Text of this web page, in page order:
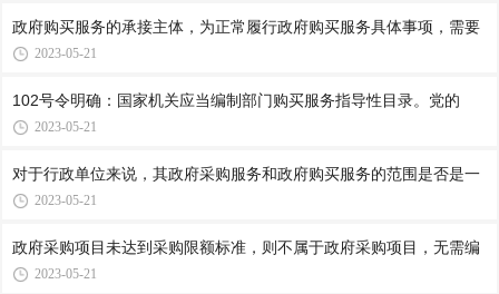
政府购买服务的承接主体，为正常履行政府购买服务具体事项，需要
2023-05-21
102号令明确：国家机关应当编制部门购买服务指导性目录。党的
2023-05-21
对于行政单位来说，其政府采购服务和政府购买服务的范围是否是一
2023-05-21
政府采购项目未达到采购限额标准，则不属于政府采购项目，无需编
2023-05-21